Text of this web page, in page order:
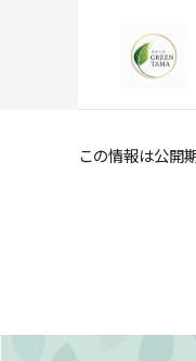
この情報は公開